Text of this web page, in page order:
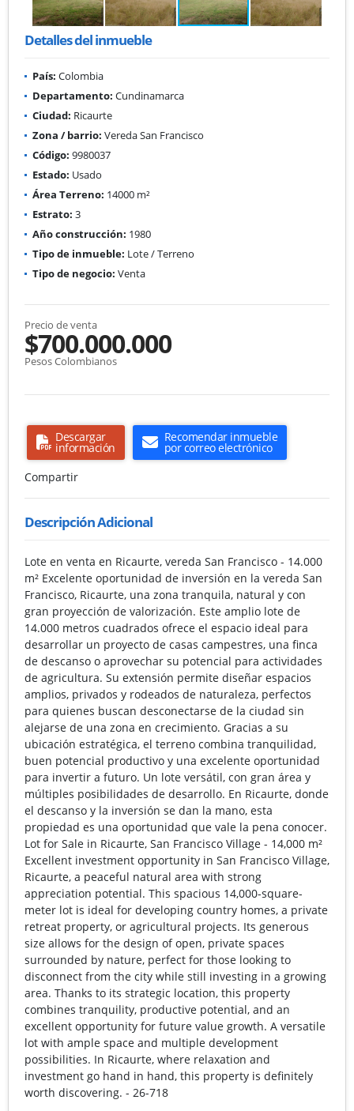
Detalles del inmueble
País: Colombia
Departamento: Cundinamarca
Ciudad: Ricaurte
Zona / barrio: Vereda San Francisco
Código: 9980037
Estado: Usado
Área Terreno: 14000 m²
Estrato: 3
Año construcción: 1980
Tipo de inmueble: Lote / Terreno
Tipo de negocio: Venta
Precio de venta
$700.000.000
Pesos Colombianos
Descargar
información
Recomendar inmueble
por correo electrónico
Compartir
Descripción Adicional
Lote en venta en Ricaurte, vereda San Francisco - 14.000
m² Excelente oportunidad de inversión en la vereda San
Francisco, Ricaurte, una zona tranquila, natural y con
gran proyección de valorización. Este amplio lote de
14.000 metros cuadrados ofrece el espacio ideal para
desarrollar un proyecto de casas campestres, una finca
de descanso o aprovechar su potencial para actividades
de agricultura. Su extensión permite diseñar espacios
amplios, privados y rodeados de naturaleza, perfectos
para quienes buscan desconectarse de la ciudad sin
alejarse de una zona en crecimiento. Gracias a su
ubicación estratégica, el terreno combina tranquilidad,
buen potencial productivo y una excelente oportunidad
para invertir a futuro. Un lote versátil, con gran área y
múltiples posibilidades de desarrollo. En Ricaurte, donde
el descanso y la inversión se dan la mano, esta
propiedad es una oportunidad que vale la pena conocer.
Lot for Sale in Ricaurte, San Francisco Village - 14,000 m²
Excellent investment opportunity in San Francisco Village,
Ricaurte, a peaceful natural area with strong
appreciation potential. This spacious 14,000-square-
meter lot is ideal for developing country homes, a private
retreat property, or agricultural projects. Its generous
size allows for the design of open, private spaces
surrounded by nature, perfect for those looking to
disconnect from the city while still investing in a growing
area. Thanks to its strategic location, this property
combines tranquility, productive potential, and an
excellent opportunity for future value growth. A versatile
lot with ample space and multiple development
possibilities. In Ricaurte, where relaxation and
investment go hand in hand, this property is definitely
worth discovering. - 26-718